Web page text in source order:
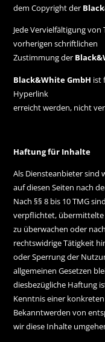
dem Copyright der
Jede Vervielfältigung
vorherigen schriftlichen
Zustimmung der
Black&White GmbH ist
Hyperlink
erreicht werden, nicht
Haftung für Inhalte
Als Diensteanbieter sind
auf diesen Seiten nach
Nach §§ 8 bis 10 TMG
verpflichtet,
zu überwachen oder
rechtswidrige Tätigkeit
oder Sperrung der
allgemeinen Gesetzen
diesbezügliche Haftung
Kenntnis einer
Bekanntwerden von
wir diese Inhalte